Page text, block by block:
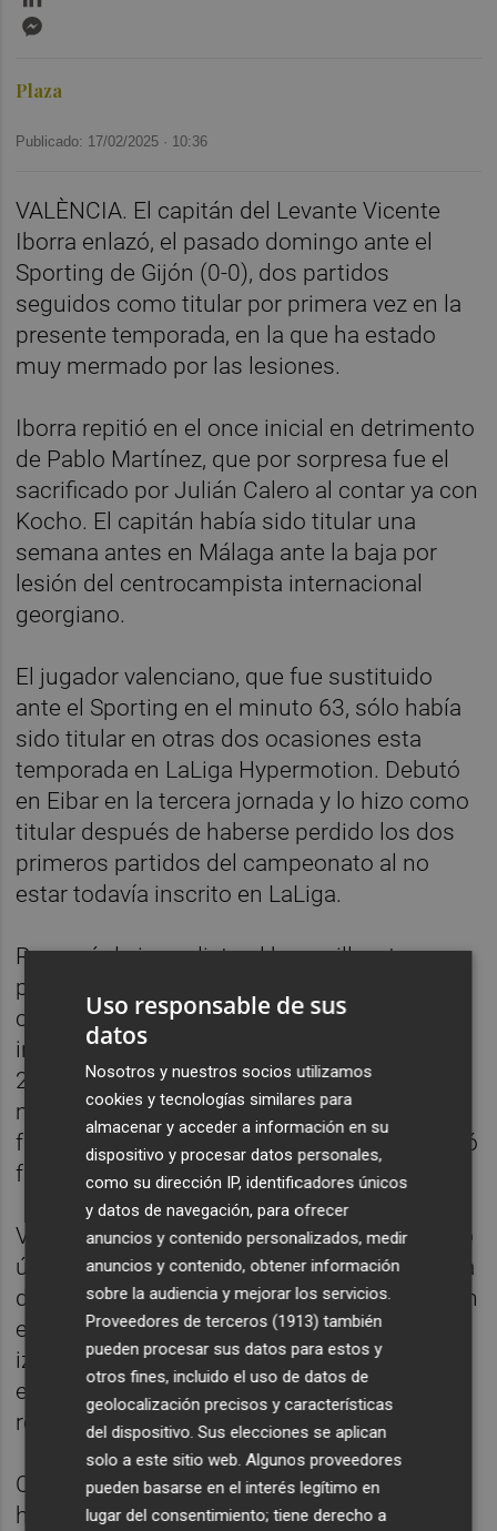
Plaza
Publicado: 17/02/2025 · 10:36
VALÈNCIA. El capitán del Levante Vicente
Iborra enlazó, el pasado domingo ante el
Sporting de Gijón (0-0), dos partidos
seguidos como titular por primera vez en la
presente temporada, en la que ha estado
muy mermado por las lesiones.
Iborra repitió en el once inicial en detrimento
de Pablo Martínez, que por sorpresa fue el
sacrificado por Julián Calero al contar ya con
Kocho. El capitán había sido titular una
semana antes en Málaga ante la baja por
lesión del centrocampista internacional
georgiano.
El jugador valenciano, que fue sustituido
ante el Sporting en el minuto 63, sólo había
sido titular en otras dos ocasiones esta
temporada en LaLiga Hypermotion. Debutó
en Eibar en la tercera jornada y lo hizo como
titular después de haberse perdido los dos
primeros partidos del campeonato al no
estar todavía inscrito en LaLiga.
Regresó de inmediato al banquillo y tras
participar entre la cuarta y la octava jornada
como suplente, Iborra estuvo en el once
inicial en Santander el 13 de octubre de
2024. Sin embargo, duró poco más de diez
minutos en el campo por culpa de una
fascitis plantar en el pie izquierdo que le dejó
fuera del campo hasta diciembre.
Volvió ante el Mirandés y tras jugar los cinco
últimos minutos del choque ante el Córdoba
del pasado 14 de diciembre sufrió una lesión
en la musculatura isquiotibial de la pierna
izquierda que le obligó a regresar a la
enfermería hasta que el pasado 25 de enero
reapareció en A Coruña ante el Deportivo.
Calero, que en más de una rueda de prensa
ha lamentado no haber podido contar más
Uso responsable de sus
datos
Nosotros y nuestros socios utilizamos
cookies y tecnologías similares para
almacenar y acceder a información en su
dispositivo y procesar datos personales,
como su dirección IP, identificadores únicos
y datos de navegación, para ofrecer
anuncios y contenido personalizados, medir
anuncios y contenido, obtener información
sobre la audiencia y mejorar los servicios.
Proveedores de terceros (1913) también
pueden procesar sus datos para estos y
otros fines, incluido el uso de datos de
geolocalización precisos y características
del dispositivo. Sus elecciones se aplican
solo a este sitio web. Algunos proveedores
pueden basarse en el interés legítimo en
lugar del consentimiento; tiene derecho a